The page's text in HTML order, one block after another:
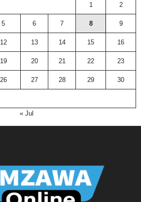
1 2
5 6 7 8 9
12 13 14 15 16
19 20 21 22 23
26 27 28 29 30
« Jul